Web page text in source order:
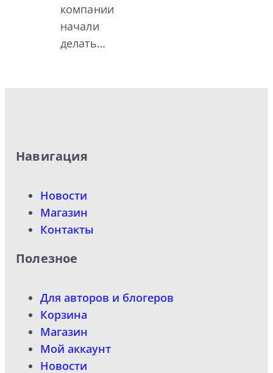
компании
начали
делать…
Навигация
Новости
Магазин
Контакты
Полезное
Для авторов и блогеров
Корзина
Магазин
Мой аккаунт
Новости